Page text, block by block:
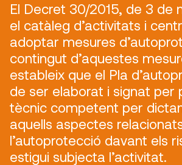
El Decret 30/2015, de 3 de
el catàleg d’activitats i
adoptar mesures
contingut d’aquestes
estableix que el Pla
de ser elaborat i signat per
tècnic competent per
aquells aspectes
l’autoprotecció davant els
estigui subjecta l’activitat.